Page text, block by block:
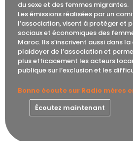
un hashtag#machi_b_sif(« pas sous la
imposer le strict respect du
PARTAGER :
du sexe et des femmes migrantes.
Les émissions réalisées par un
l’association, visent à protéger et
sociaux et économiques des
Maroc. Ils s’inscrivent aussi dans
plaidoyer de l’association et
plus efficacement les acteurs
publique sur l’exclusion et les
Bonne écoute sur Radio mères
Écoutez maintenant